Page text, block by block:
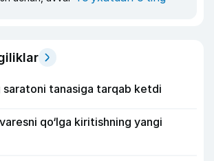
saratoni tanasiga tarqab ketdi
qo‘lga kiritishning yangi